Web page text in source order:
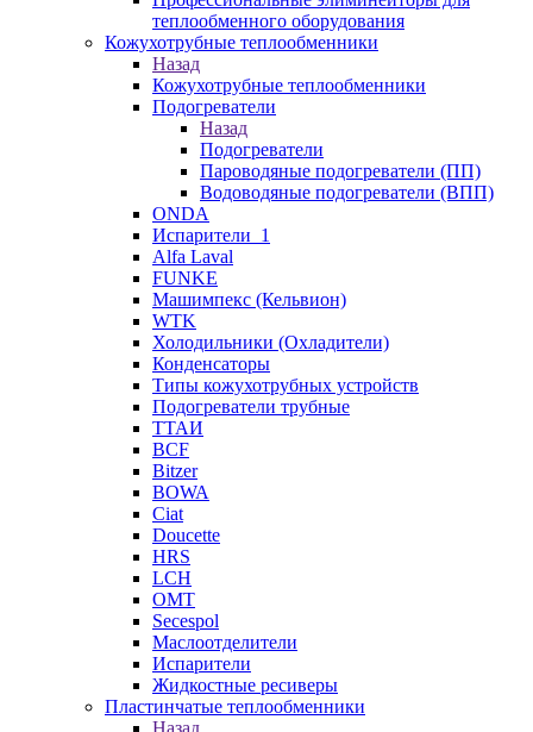
теплообменного оборудования
Кожухотрубные теплообменники
Назад
Кожухотрубные теплообменники
Подогреватели
Назад
Подогреватели
Пароводяные подогреватели (ПП)
Водоводяные подогреватели (ВПП)
ONDA
Испарители_1
Alfa Laval
FUNKE
Машимпекс (Кельвион)
WTK
Холодильники (Охладители)
Конденсаторы
Типы кожухотрубных устройств
Подогреватели трубные
ТТАИ
BCF
Bitzer
BOWA
Ciat
Doucette
HRS
LCH
OMT
Secespol
Маслоотделители
Испарители
Жидкостные ресиверы
Пластинчатые теплообменники
Назад